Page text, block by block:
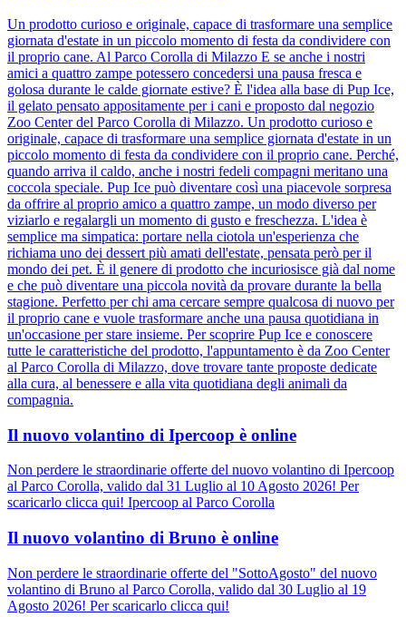
Un prodotto curioso e originale, capace di trasformare una semplice
giornata d'estate in un piccolo momento di festa da condividere con
il proprio cane. Al Parco Corolla di Milazzo E se anche i nostri
amici a quattro zampe potessero concedersi una pausa fresca e
golosa durante le calde giornate estive? È l'idea alla base di Pup Ice,
il gelato pensato appositamente per i cani e proposto dal negozio
Zoo Center del Parco Corolla di Milazzo. Un prodotto curioso e
originale, capace di trasformare una semplice giornata d'estate in un
piccolo momento di festa da condividere con il proprio cane. Perché,
quando arriva il caldo, anche i nostri fedeli compagni meritano una
coccola speciale. Pup Ice può diventare così una piacevole sorpresa
da offrire al proprio amico a quattro zampe, un modo diverso per
viziarlo e regalargli un momento di gusto e freschezza. L'idea è
semplice ma simpatica: portare nella ciotola un'esperienza che
richiama uno dei dessert più amati dell'estate, pensata però per il
mondo dei pet. È il genere di prodotto che incuriosisce già dal nome
e che può diventare una piccola novità da provare durante la bella
stagione. Perfetto per chi ama cercare sempre qualcosa di nuovo per
il proprio cane e vuole trasformare anche una pausa quotidiana in
un'occasione per stare insieme. Per scoprire Pup Ice e conoscere
tutte le caratteristiche del prodotto, l'appuntamento è da Zoo Center
al Parco Corolla di Milazzo, dove trovare tante proposte dedicate
alla cura, al benessere e alla vita quotidiana degli animali da
compagnia.
Il nuovo volantino di Ipercoop è online
Non perdere le straordinarie offerte del nuovo volantino di Ipercoop
al Parco Corolla, valido dal 31 Luglio al 10 Agosto 2026! Per
scaricarlo clicca qui! Ipercoop al Parco Corolla
Il nuovo volantino di Bruno è online
Non perdere le straordinarie offerte del "SottoAgosto" del nuovo
volantino di Bruno al Parco Corolla, valido dal 30 Luglio al 19
Agosto 2026! Per scaricarlo clicca qui!